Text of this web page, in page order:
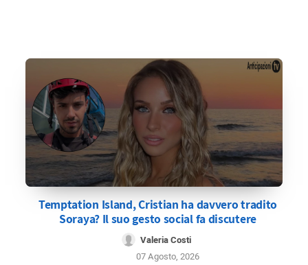
Temptation Island, Cristian ha davvero tradito
Soraya? Il suo gesto social fa discutere
Valeria Costi
07 Agosto, 2026